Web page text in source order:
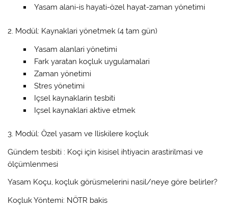
Yasam alani-is hayati-özel hayat-zaman yönetimi
2. Modül: Kaynaklari yönetmek (4 tam gün)
Yasam alanlari yönetimi
Fark yaratan koçluk uygulamalari
Zaman yönetimi
Stres yönetimi
Içsel kaynaklarin tesbiti
Içsel kaynaklari aktive etmek
3. Modül: Özel yasam ve Iliskilere koçluk
Gündem tesbiti : Koçi için kisisel ihtiyacin arastirilmasi ve
ölçümlenmesi
Yasam Koçu, koçluk görüsmelerini nasil/neye göre belirler?
Koçluk Yöntemi: NÖTR bakis